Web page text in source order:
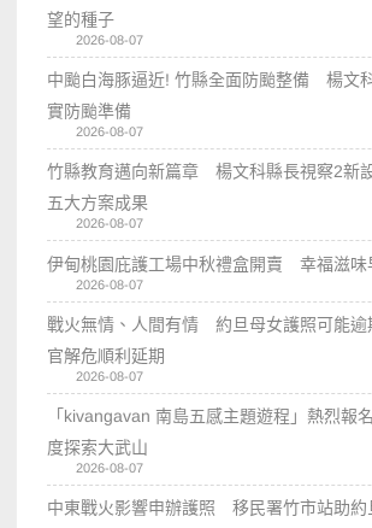
望的種子
2026-08-07
中颱白海豚逼近! 竹縣全面防颱整備 楊文
實防颱準備
2026-08-07
竹縣教育邁向新篇章 楊文科縣長視察2新
五大方案成果
2026-08-07
伊甸桃園庇護工場中秋禮盒開賣 幸福滋味
2026-08-07
戰火無情、人間有情 約旦母女護照可能逾
官解危順利延期
2026-08-07
「kivangavan 南島五感主題遊程」熱烈報
度探索大武山
2026-08-07
中東戰火影響申辦護照 移民署竹市站助約